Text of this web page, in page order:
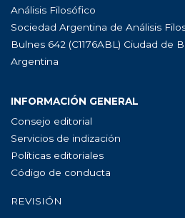
Análisis Filosófico
Sociedad Argentina de Análisis
Bulnes 642 (C1176ABL) Ciudad de
Argentina
INFORMACIÓN GENERAL
Consejo editorial
Servicios de indización
Políticas editoriales
Código de conducta
REVISIÓN